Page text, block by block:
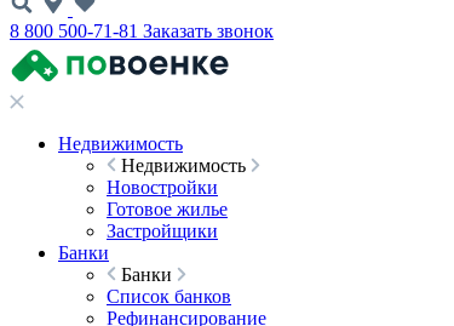
8 800 500-71-81 Заказать звонок
Недвижимость
Недвижимость
Новостройки
Готовое жилье
Застройщики
Банки
Банки
Список банков
Рефинансирование